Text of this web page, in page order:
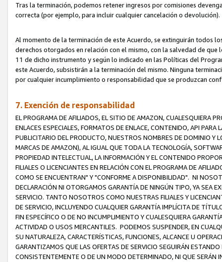
Tras la terminación, podemos retener ingresos por comisiones
correcta (por ejemplo, para incluir cualquier cancelación o devolución).
Al momento de la terminación de este Acuerdo, se extinguirán todos
derechos otorgados en relación con el mismo, con la salvedad de
11 de dicho instrumento y según lo indicado en las Políticas del
este Acuerdo, subsistirán a la terminación del mismo. Ninguna
por cualquier incumplimiento o responsabilidad que se produzcan
7. Exención de responsabilidad
EL PROGRAMA DE AFILIADOS, EL SITIO DE AMAZON, CUALESQUIERA
ENLACES ESPECIALES, FORMATOS DE ENLACE, CONTENIDO, API
PUBLICITARIO DEL PRODUCTO, NUESTROS NOMBRES DE DOMINIO Y
MARCAS DE AMAZON), AL IGUAL QUE TODA LA TECNOLOGÍA,
PROPIEDAD INTELECTUAL, LA INFORMACIÓN Y EL CONTENIDO
FILIALES O LICENCIANTES EN RELACIÓN CON EL PROGRAMA DE
COMO SE ENCUENTRAN" Y "CONFORME A DISPONIBILIDAD". NI
DECLARACIÓN NI OTORGAMOS GARANTÍA DE NINGÚN TIPO, YA SEA
SERVICIO. TANTO NOSOTROS COMO NUESTRAS FILIALES Y
DE SERVICIO, INCLUYENDO CUALQUIER GARANTÍA IMPLÍCITA DE
FIN ESPECÍFICO O DE NO INCUMPLIMIENTO Y CUALESQUIERA
ACTIVIDAD O USOS MERCANTILES. PODEMOS SUSPENDER, EN
SU NATURALEZA, CARACTERÍSTICAS, FUNCIONES, ALCANCE U
GARANTIZAMOS QUE LAS OFERTAS DE SERVICIO SEGUIRÁN
CONSISTENTEMENTE O DE UN MODO DETERMINADO, NI QUE SERÁN